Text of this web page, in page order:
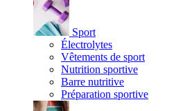
Sport
Électrolytes
Vêtements de sport
Nutrition sportive
Barre nutritive
Préparation sportive